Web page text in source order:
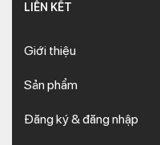
LIÊN KẾT
Giới thiệu
Sản phẩm
Đăng ký & đăng nhập